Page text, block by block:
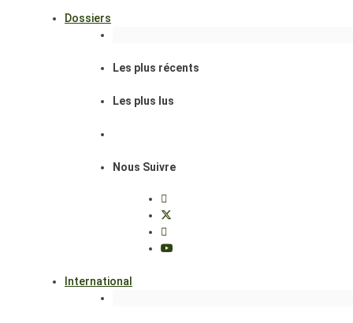
Dossiers
Les plus récents
Les plus lus
Nous Suivre
International